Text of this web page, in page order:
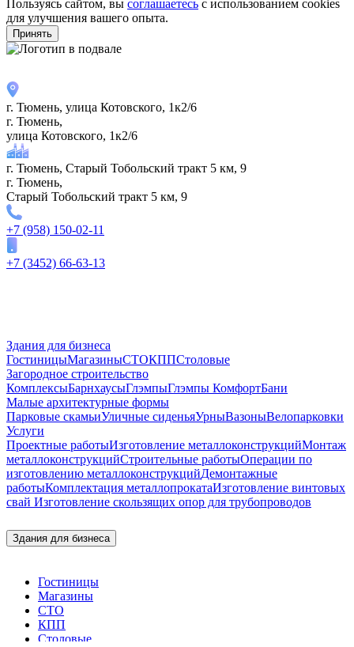
Пользуясь сайтом, вы соглашаетесь с использованием cookies
для улучшения вашего опыта.
Принять
г. Тюмень, улица Котовского, 1к2/6
г. Тюмень,
улица Котовского, 1к2/6
г. Тюмень, Старый Тобольский тракт 5 км, 9
г. Тюмень,
Старый Тобольский тракт 5 км, 9
+7 (958) 150-02-11
+7 (3452) 66-63-13
Здания для бизнеса
ГостиницыМагазиныСТОКППСтоловые
Загородное строительство
КомплексыБарнхаусыГлэмпыГлэмпы КомфортБани
Малые архитектурные формы
Парковые скамьиУличные сиденьяУрныВазоныВелопарковки
Услуги
Проектные работыИзготовление металлоконструкцийМонтаж
металлоконструкцийСтроительные работыОперации по
изготовлению металлоконструкцийДемонтажные
работыКомплектация металлопрокатаИзготовление винтовых
свай Изготовление скользящих опор для трубопроводов
Здания для бизнеса
Гостиницы
Магазины
СТО
КПП
Столовые